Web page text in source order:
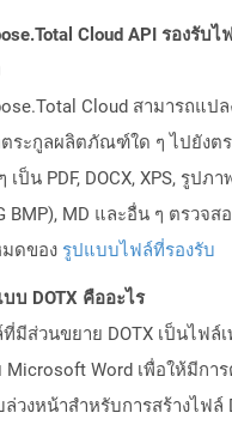
Cloud API รองรับ
Cloud สามารถแป
ตระกูลผลิตภัณฑ์ใด ๆ ไปยัง
เป็น PDF, DOCX, XPS, รูปภา
BMP), MD และอื่น ๆ ตรวจส
ดของ รูปแบบไฟล์ที่รองรับ
บ DOTX คืออะไร
มีส่วนขยาย DOTX เป็นไฟล์
Microsoft Word เพื่อให้มีกา
วงหน้าสำหรับการสร้างไฟล์